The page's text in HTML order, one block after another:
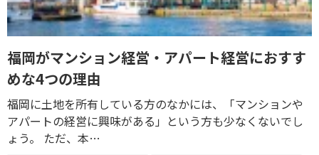
福岡がマンション経営・アパート経営におすす
めな4つの理由
福岡に土地を所有している方のなかには、「マンションや
アパートの経営に興味がある」という方も少なくないでし
ょう。 ただ、本…